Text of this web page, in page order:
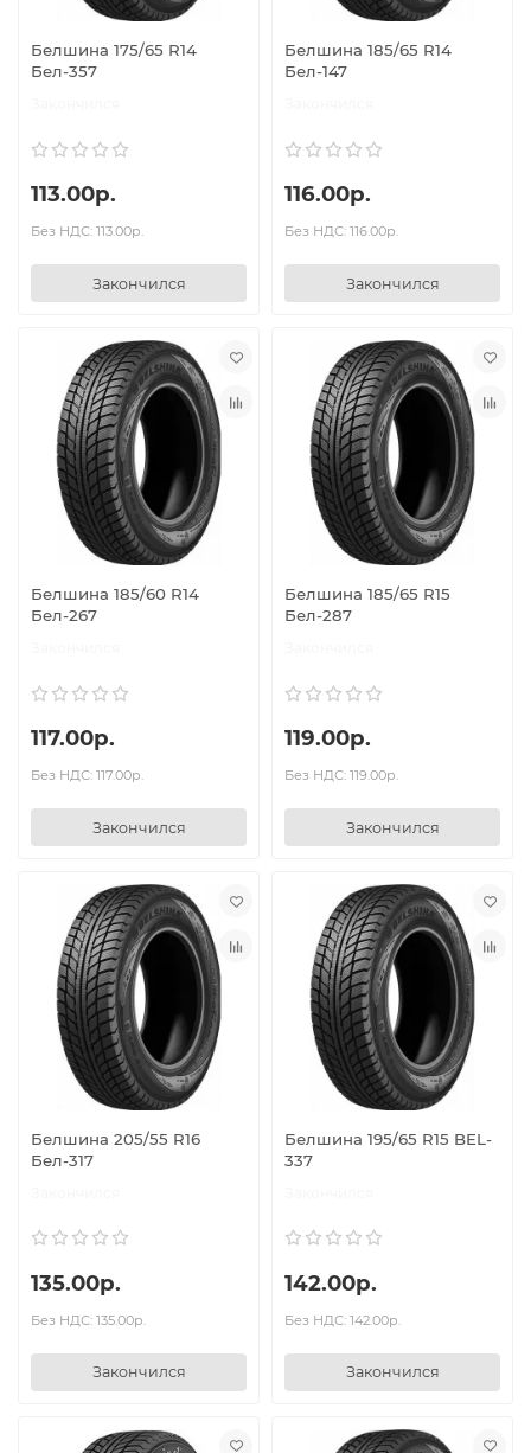
Белшина 175/65 R14
Бел-357
113.00р.
Без НДС: 113.00р.
Закончился
Белшина 185/65 R14
Бел-147
116.00р.
Без НДС: 116.00р.
Закончился
Белшина 185/60 R14
Бел-267
117.00р.
Без НДС: 117.00р.
Закончился
Белшина 185/65 R15
Бел-287
119.00р.
Без НДС: 119.00р.
Закончился
Белшина 205/55 R16
Бел-317
135.00р.
Без НДС: 135.00р.
Закончился
Белшина 195/65 R15 BEL-
337
142.00р.
Без НДС: 142.00р.
Закончился